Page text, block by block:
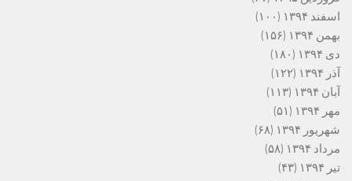
اسفند ۱۳۹۴
(۱۰۰)
بهمن ۱۳۹۴
(۱۵۶)
دی ۱۳۹۴
(۱۸۰)
آذر ۱۳۹۴
(۱۲۲)
آبان ۱۳۹۴
(۱۱۳)
مهر ۱۳۹۴
(۵۱)
شهریور ۱۳۹۴
(۶۸)
مرداد ۱۳۹۴
(۵۸)
تیر ۱۳۹۴
(۴۳)